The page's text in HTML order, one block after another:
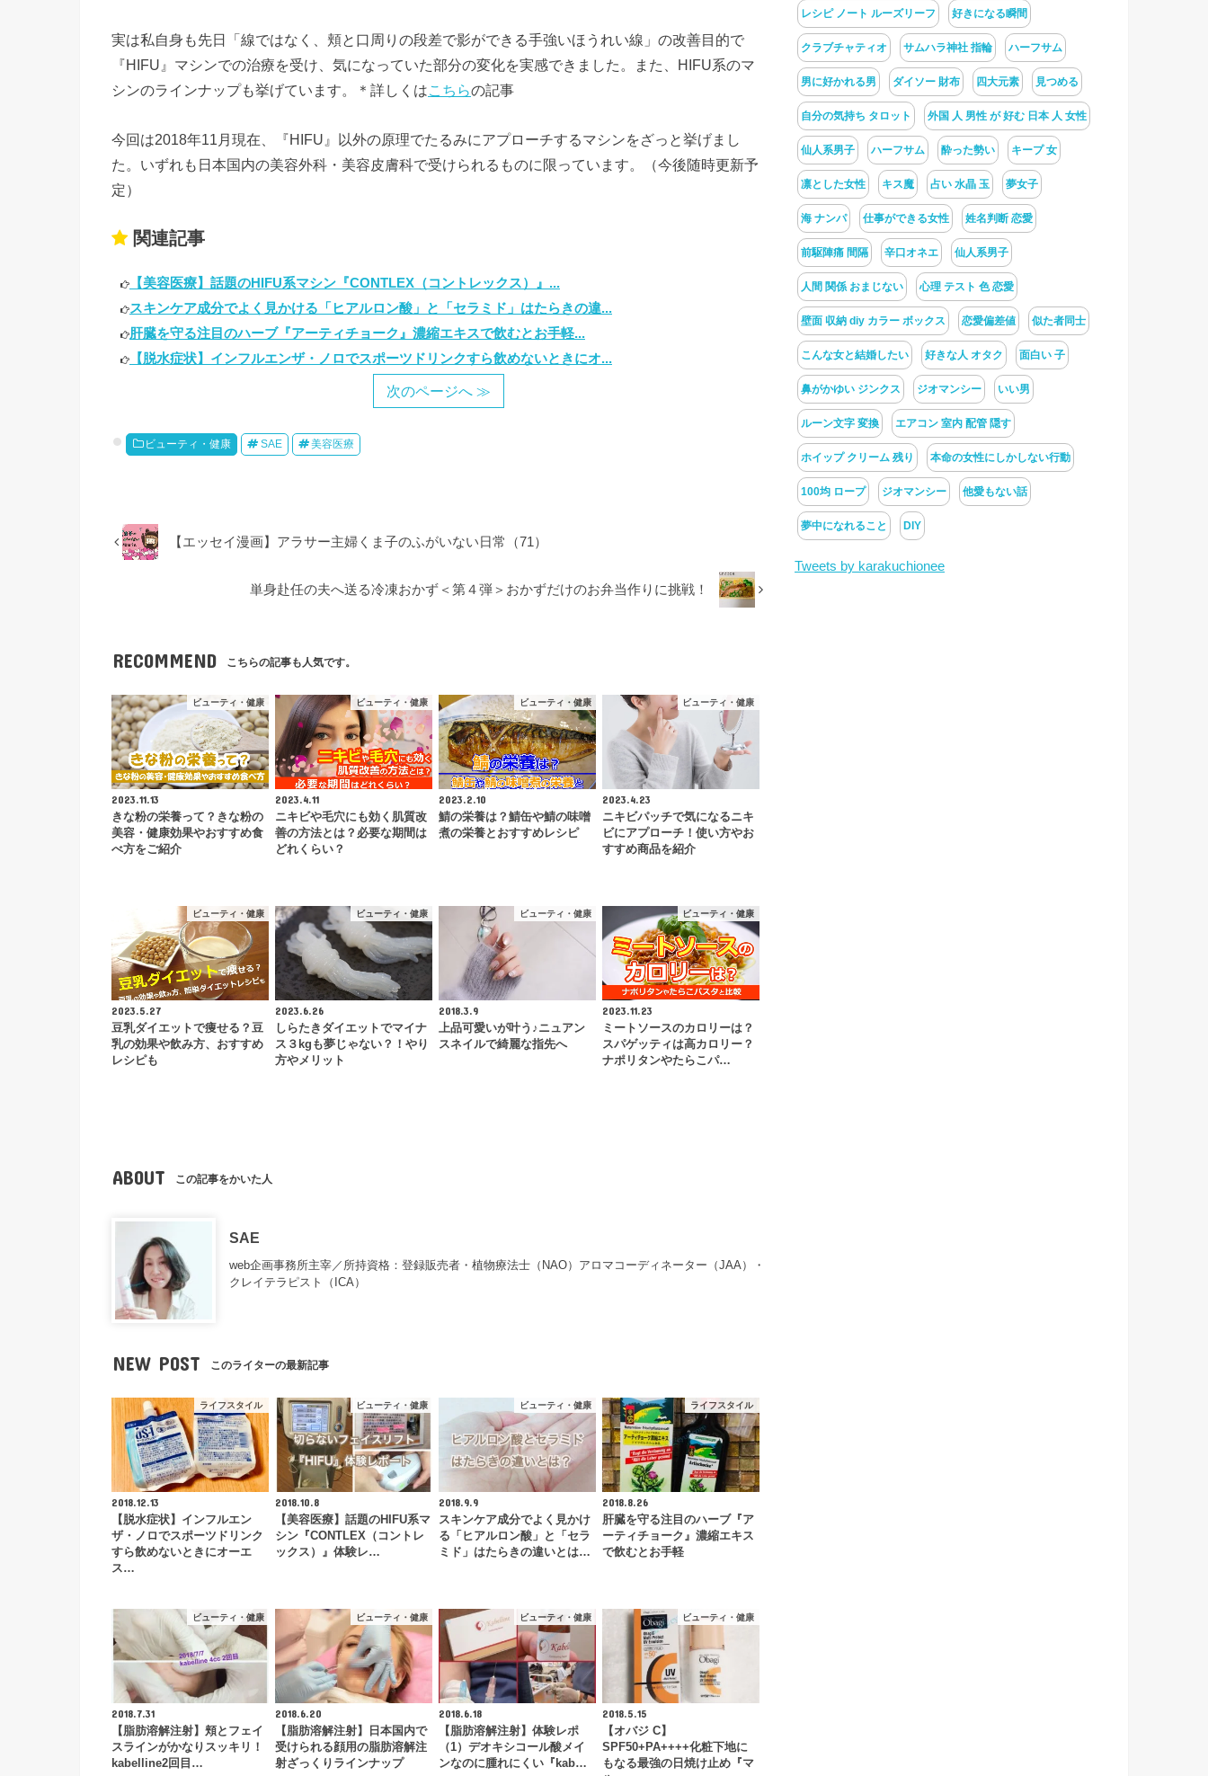
実は私自身も先日「線ではなく、頬と口周りの段差で影ができる手強いほうれい線」の改善目的で
『HIFU』マシンでの治療を受け、気になっていた部分の変化を実感できました。また、HIFU系のマ
シンのラインナップも挙げています。＊詳しくはこちらの記事
今回は2018年11月現在、『HIFU』以外の原理でたるみにアプローチするマシンをざっと挙げまし
た。いずれも日本国内の美容外科・美容皮膚科で受けられるものに限っています。（今後随時更新予
定）
関連記事
【美容医療】話題のHIFU系マシン『CONTLEX（コントレックス）』...
スキンケア成分でよく見かける「ヒアルロン酸」と「セラミド」はたらきの違...
肝臓を守る注目のハーブ『アーティチョーク』濃縮エキスで飲むとお手軽...
【脱水症状】インフルエンザ・ノロでスポーツドリンクすら飲めないときにオ...
次のページへ ≫
ビューティ・健康 SAE 美容医療
【エッセイ漫画】アラサー主婦くま子のふがいない日常（71）
単身赴任の夫へ送る冷凍おかず＜第４弾＞おかずだけのお弁当作りに挑戦！
RECOMMEND こちらの記事も人気です。
ビューティ・健康
2023.11.13
きな粉の栄養って？きな粉の
美容・健康効果やおすすめ食
べ方をご紹介
ビューティ・健康
2023.4.11
ニキビや毛穴にも効く肌質改
善の方法とは？必要な期間は
どれくらい？
ビューティ・健康
2023.2.10
鯖の栄養は？鯖缶や鯖の味噌
煮の栄養とおすすめレシピ
ビューティ・健康
2023.4.23
ニキビパッチで気になるニキ
ビにアプローチ！使い方やお
すすめ商品を紹介
ビューティ・健康
2023.5.27
豆乳ダイエットで痩せる？豆
乳の効果や飲み方、おすすめ
レシピも
ビューティ・健康
2023.6.26
しらたきダイエットでマイナ
ス３kgも夢じゃない？！やり
方やメリット
ビューティ・健康
2018.3.9
上品可愛いが叶う♪ニュアン
スネイルで綺麗な指先へ
ビューティ・健康
2023.11.23
ミートソースのカロリーは？
スパゲッティは高カロリー？
ナポリタンやたらこパ…
ABOUT この記事をかいた人
SAE
web企画事務所主宰／所持資格：登録販売者・植物療法士（NAO）アロマコーディネーター（JAA）・
クレイテラピスト（ICA）
NEW POST このライターの最新記事
ライフスタイル
2018.12.13
【脱水症状】インフルエン
ザ・ノロでスポーツドリンク
すら飲めないときにオーエ
ス…
ビューティ・健康
2018.10.8
【美容医療】話題のHIFU系マ
シン『CONTLEX（コントレ
ックス）』体験レ…
ビューティ・健康
2018.9.9
スキンケア成分でよく見かけ
る「ヒアルロン酸」と「セラ
ミド」はたらきの違いとは…
ライフスタイル
2018.8.26
肝臓を守る注目のハーブ『ア
ーティチョーク』濃縮エキス
で飲むとお手軽
ビューティ・健康
2018.7.31
【脂肪溶解注射】頬とフェイ
スラインがかなりスッキリ！
kabelline2回目…
ビューティ・健康
2018.6.20
【脂肪溶解注射】日本国内で
受けられる顔用の脂肪溶解注
射ざっくりラインナップ
ビューティ・健康
2018.6.18
【脂肪溶解注射】体験レポ
（1）デオキシコール酸メイ
ンなのに腫れにくい『kab…
ビューティ・健康
2018.5.15
【オバジ C】
SPF50+PA++++化粧下地に
もなる最強の日焼け止め『マ
レシピ ノート ルーズリーフ 好きになる瞬間
クラブチャティオ サムハラ神社 指輪 ハーフサム
男に好かれる男 ダイソー 財布 四大元素 見つめる
自分の気持ち タロット 外国 人 男性 が 好む 日本 人 女性
仙人系男子 ハーフサム 酔った勢い キープ 女
凛とした女性 キス魔 占い 水晶 玉 夢女子
海 ナンパ 仕事ができる女性 姓名判断 恋愛
前駆陣痛 間隔 辛口オネエ 仙人系男子
人間 関係 おまじない 心理 テスト 色 恋愛
壁面 収納 diy カラー ボックス 恋愛偏差値 似た者同士
こんな女と結婚したい 好きな人 オタク 面白い 子
鼻がかゆい ジンクス ジオマンシー いい男
ルーン文字 変換 エアコン 室内 配管 隠す
ホイップ クリーム 残り 本命の女性にしかしない行動
100均 ロープ ジオマンシー 他愛もない話
夢中になれること DIY
Tweets by karakuchionee